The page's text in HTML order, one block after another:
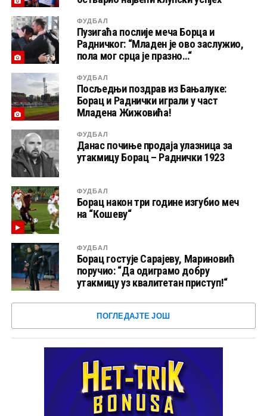
ФУДБАЛ
Пузигаћа послије меча Борца и
Радничког: “Младен је ово заслужио,
пола мог срца је празно…“
ФУДБАЛ
Посљедњи поздрав из Бањалуке:
Борац и Раднички играли у част
Младена Жижовића!
ФУДБАЛ
Данас почиње продаја улазница за
утакмицу Борац – Раднички 1923
ФУДБАЛ
Борац након три године изгубио меч
на “Кошеву“
ФУДБАЛ
Борац гостује Сарајеву, Мариновић
поручио: “Да одиграмо добру
утакмицу уз квалитетан приступ!“
ПОГЛЕДАЈТЕ ЈОШ